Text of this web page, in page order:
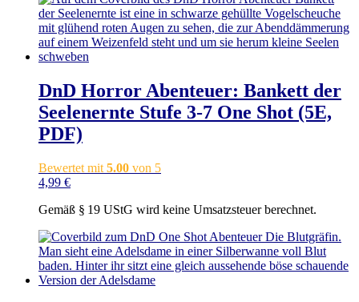
DnD Horror Abenteuer: Bankett der
Seelenernte Stufe 3-7 One Shot (5E,
PDF)
Bewertet mit 5.00 von 5
4,99 €
Gemäß § 19 UStG wird keine Umsatzsteuer berechnet.